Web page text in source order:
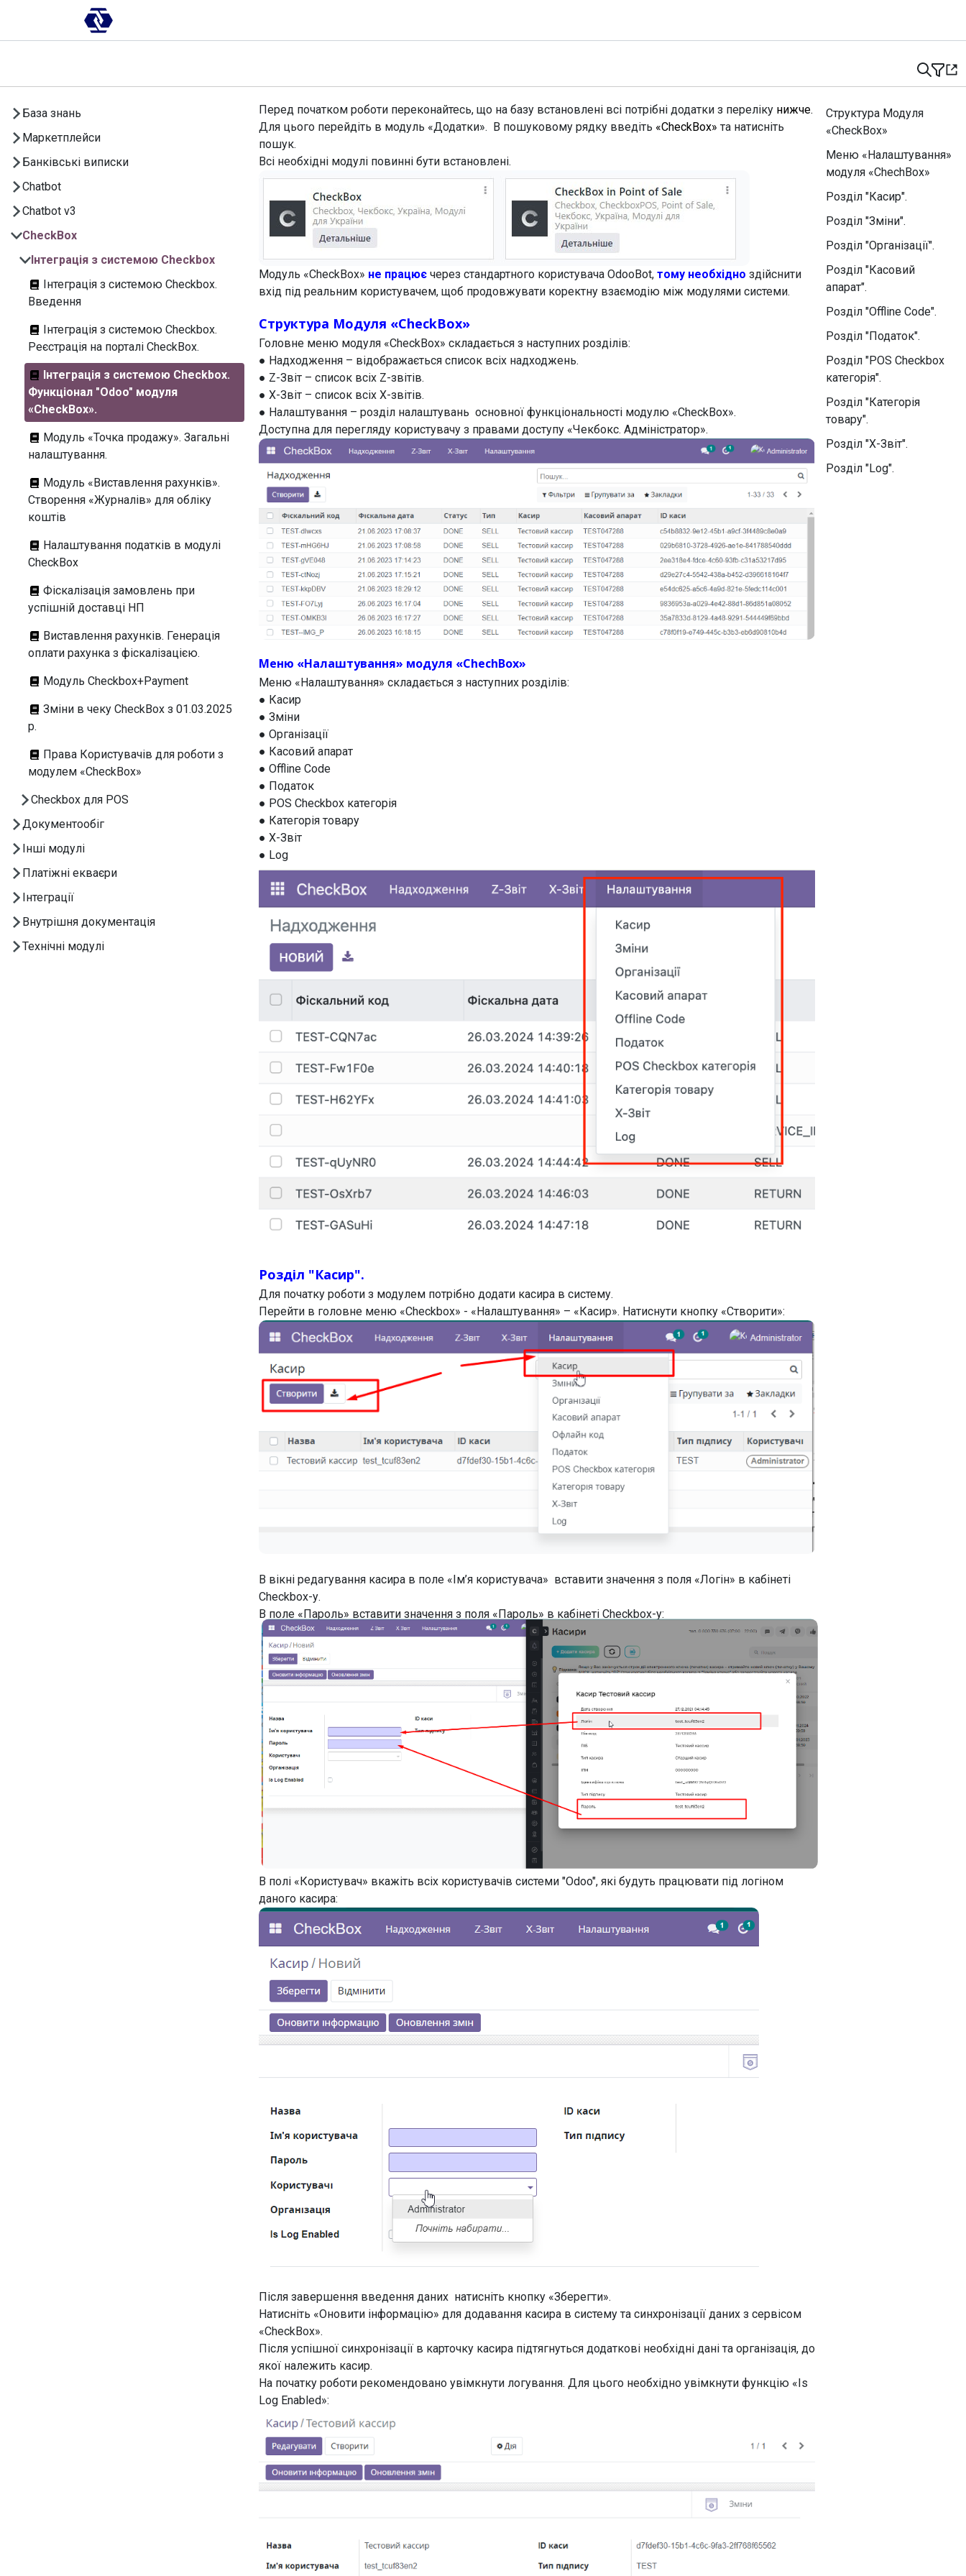
База знань
Маркетплейси
Банківські виписки
Chatbot
Chatbot v3
CheckBox
Інтеграція з системою Checkbox
Інтеграція з системою Checkbox.
Введення
Інтеграція з системою Checkbox.
Реєстрація на порталі CheckBox.
Інтеграція з системою Checkbox.
Функціонал "Odoo" модуля
«CheckBox».
Модуль «Точка продажу». Загальні
налаштування.
Модуль «Виставлення рахунків».
Створення «Журналів» для обліку
коштів
Налаштування податків в модулі
CheckBox
Фіскалізація замовлень при
успішній доставці НП
Виставлення рахунків. Генерація
оплати рахунка з фіскалізацією.
Модуль Checkbox+Payment
Зміни в чеку CheckBox з 01.03.2025
р.
Права Користувачів для роботи з
модулем «CheckBox»
Checkbox для POS
Документообіг
Інші модулі
Платіжні екваєри
Інтеграції
Внутрішня документація
Технічні модулі
Перед початком роботи переконайтесь, що на базу встановлені всі потрібні додатки з переліку нижче.
Для цього перейдіть в модуль «Додатки». В пошуковому рядку введіть «CheckBox» та натисніть
пошук.
Всі необхідні модулі повинні бути встановлені.
Модуль «CheckBox» не працює через стандартного користувача OdooBot, тому необхідно здійснити
вхід під реальним користувачем, щоб продовжувати коректну взаємодію між модулями системи.
Структура Модуля «CheckBox»
Головне меню модуля «CheckBox» складається з наступних розділів:
● Надходження – відображається список всіх надходжень.
● Z-Звіт – список всіх Z-звітів.
● X-Звіт – список всіх X-звітів.
● Налаштування – розділ налаштувань основної функціональності модулю «CheckBox».
Доступна для перегляду користувачу з правами доступу «Чекбокс. Адміністратор».
Меню «Налаштування» модуля «ChechBox»
Меню «Налаштування» складається з наступних розділів:
● Касир
● Зміни
● Організації
● Касовий апарат
● Offline Code
● Податок
● POS Checkbox категорія
● Категорія товару
● X-Звіт
● Log
Розділ "Касир".
Для початку роботи з модулем потрібно додати касира в систему.
Перейти в головне меню «Checkbox» - «Налаштування» – «Касир». Натиснути кнопку «Створити»:
В вікні редагування касира в поле «Ім’я користувача» вставити значення з поля «Логін» в кабінеті
Checkbox-у.
В поле «Пароль» вставити значення з поля «Пароль» в кабінеті Checkbox-у:
В полі «Користувач» вкажіть всіх користувачів системи "Odoo", які будуть працювати під логіном
даного касира:
Після завершення введення даних натисніть кнопку «Зберегти».
Натисніть «Оновити інформацію» для додавання касира в систему та синхронізації даних з сервісом
«CheckBox».
Після успішної синхронізації в карточку касира підтягнуться додаткові необхідні дані та організація, до
якої належить касир.
На початку роботи рекомендовано увімкнути логування. Для цього необхідно увімкнути функцію «Is
Log Enabled»:
Структура Модуля
«CheckBox»
Меню «Налаштування»
модуля «ChechBox»
Розділ "Касир".
Розділ "Зміни".
Розділ "Організації".
Розділ "Касовий
апарат".
Розділ "Offline Code".
Розділ "Податок".
Розділ "POS Checkbox
категорія".
Розділ "Категорія
товару".
Розділ "X-Звіт".
Розділ "Log".